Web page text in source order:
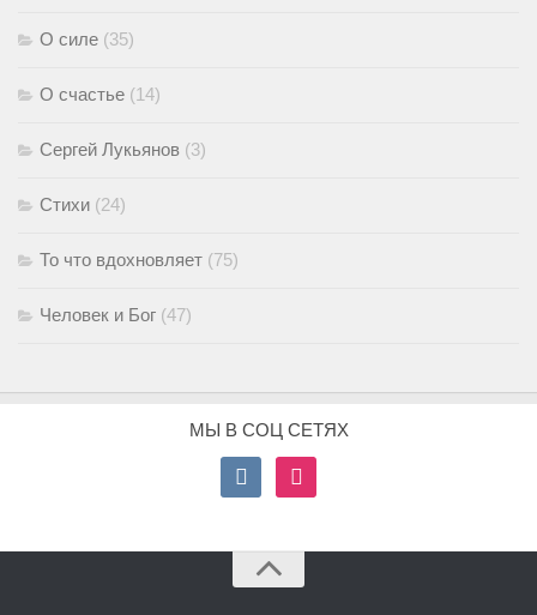
О силе (35)
О счастье (14)
Сергей Лукьянов (3)
Стихи (24)
То что вдохновляет (75)
Человек и Бог (47)
МЫ В СОЦ СЕТЯХ
vkontakteinstagram